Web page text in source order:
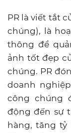
PR là viết tắt
chúng), là
thông để
ảnh tốt đẹp
chúng. PR
doanh
công chúng
động đến sự
hàng, tăng